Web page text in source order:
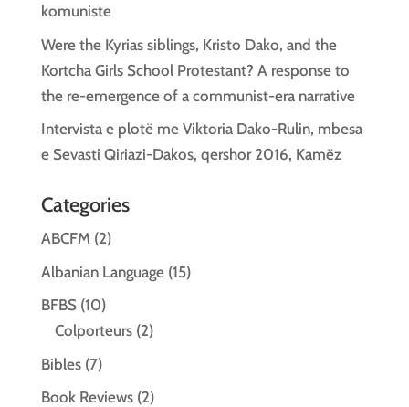
komuniste
Were the Kyrias siblings, Kristo Dako, and the
Kortcha Girls School Protestant? A response to
the re-emergence of a communist-era narrative
Intervista e plotë me Viktoria Dako-Rulin, mbesa
e Sevasti Qiriazi-Dakos, qershor 2016, Kamëz
Categories
ABCFM (2)
Albanian Language(15)
BFBS(10)
Colporteurs(2)
Bibles(7)
Book Reviews(2)